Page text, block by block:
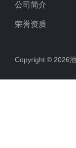
公司简介
荣誉资质
Copyright © 2026